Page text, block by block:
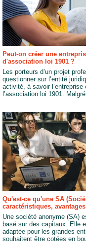
Peut-on créer une
d'association loi 1901 ?
Les porteurs d’un projet
questionner sur l’entité
activité, à savoir l’entreprise
l’association loi 1901.
Qu'est-ce qu'une SA
caractéristiques,
Une société anonyme (SA)
basé sur des capitaux. Elle
adaptée pour les grandes
souhaitent être cotées en